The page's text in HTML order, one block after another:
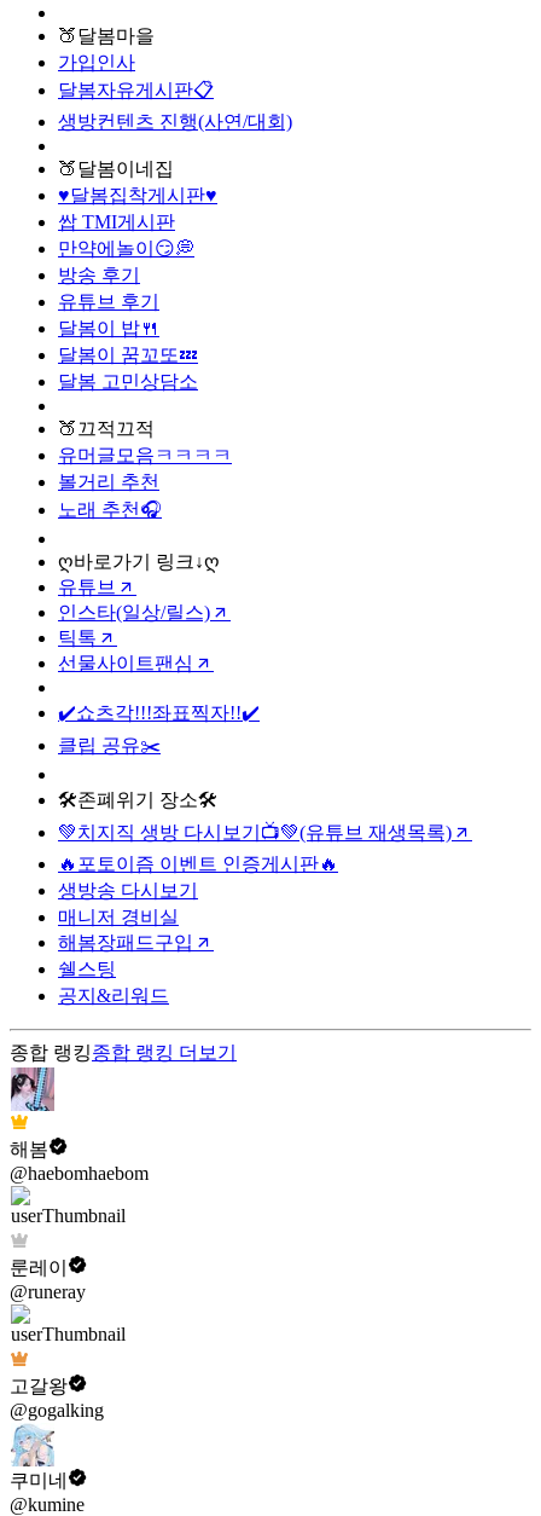
🍑달봄마을
가입인사
달봄자유게시판📋
생방컨텐츠 진행(사연/대회)
🍑달봄이네집
♥달봄집착게시판♥
쌉 TMI게시판
만약에놀이😏💭
방송 후기
유튜브 후기
달봄이 밥🍴
달봄이 꿈꼬또💤
달봄 고민상담소
🍑끄적끄적
유머글모음ㅋㅋㅋㅋ
볼거리 추천
노래 추천🎧
ღ바로가기 링크↓ღ
유튜브
인스타(일상/릴스)
틱톡
선물사이트팬심
✔️쇼츠각!!!좌표찍자!!✔️
클립 공유✂️
🛠️존폐위기 장소🛠️
💚치지직 생방 다시보기📺💚(유튜브 재생목록)
🔥포토이즘 이벤트 인증게시판🔥
생방송 다시보기
매니저 경비실
해봄장패드구입
쉘스팅
공지&리워드
종합 랭킹종합 랭킹 더보기
해봄
@haebomhaebom
룬레이
@runeray
고갈왕
@gogalking
쿠미네
@kumine